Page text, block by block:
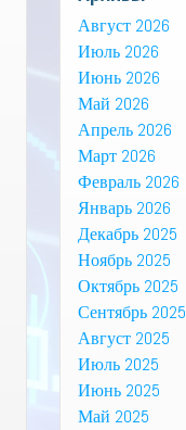
Август 2026
Июль 2026
Июнь 2026
Май 2026
Апрель 2026
Март 2026
Февраль 2026
Январь 2026
Декабрь 2025
Ноябрь 2025
Октябрь 2025
Сентябрь 2025
Август 2025
Июль 2025
Июнь 2025
Май 2025